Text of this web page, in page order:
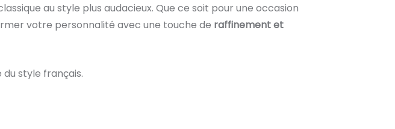
au style plus audacieux. Que ce soit pour une occasion
votre personnalité avec une touche de raffinement et
style français.